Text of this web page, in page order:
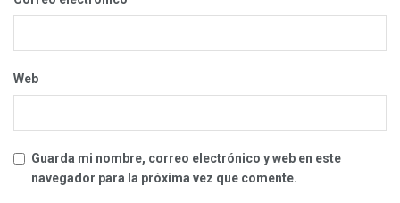
Web
Guarda mi nombre, correo electrónico y web en este
navegador para la próxima vez que comente.